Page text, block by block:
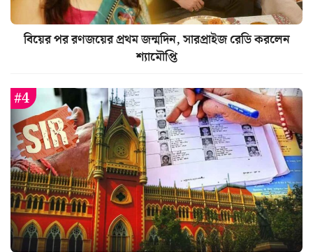
বিয়ের পর রণজয়ের প্রথম জন্মদিন, সারপ্রাইজ রেডি করলেন
শ্যামৌপ্তি